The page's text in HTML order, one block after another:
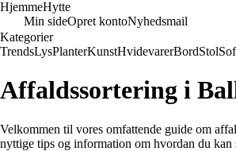
HjemmeHytte
Min sideOpret kontoNyhedsmail
Kategorier
TrendsLysPlanterKunstHvidevarerBordStol
Affaldssortering i
Velkommen til vores omfattende guide om
nyttige tips og information om hvordan du